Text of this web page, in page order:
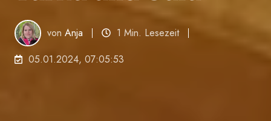
vonAnja
1 Min. Lesezeit
05.01.2024, 07:05:53